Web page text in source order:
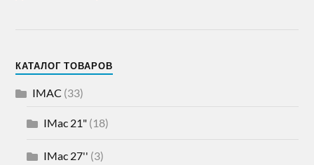
КАТАЛОГ ТОВАРОВ
IMAC (33)
IMac 21" (18)
IMac 27'' (3)